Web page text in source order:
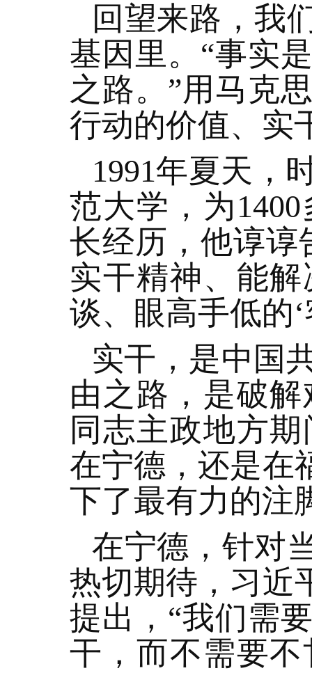
回望来路，我
基因里。“事实
之路。”用马克
行动的价值、实
1991年夏天，
范大学，为
长经历，他谆谆
实干精神、能
谈、眼高手低的‘
实干，是中国
由之路，是破
同志主政地方
在宁德，还是在
下了最有力的注
在宁德，针对
热切期待，习近
提出，“我们需
干，而不需要